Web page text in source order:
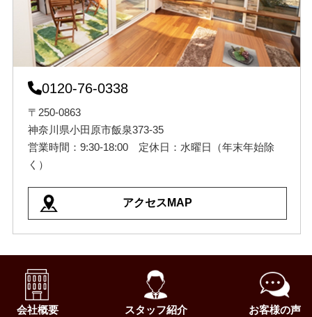
0120-76-0338
〒250-0863
神奈川県小田原市飯泉373-35
営業時間：9:30-18:00 定休日：水曜日（年末年始除
く）
アクセスMAP
会社概要 スタッフ紹介 お客様の声